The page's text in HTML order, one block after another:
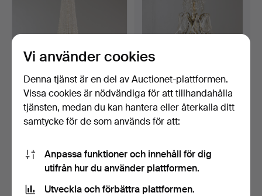
LJUSKRONA, mässing
med prismor, oskariansk.
1 dag
254 USD
LJUSKRONA, 8-armad,
mässing med prismor, r…
1 dag
285 USD
Vi använder cookies
Denna tjänst är en del av Auctionet-plattformen.
Vissa cookies är nödvändiga för att tillhandahålla
tjänsten, medan du kan hantera eller återkalla ditt
samtycke för de som används för att:
Anpassa funktioner och innehåll för dig
utifrån hur du använder plattformen.
Utveckla och förbättra plattformen.